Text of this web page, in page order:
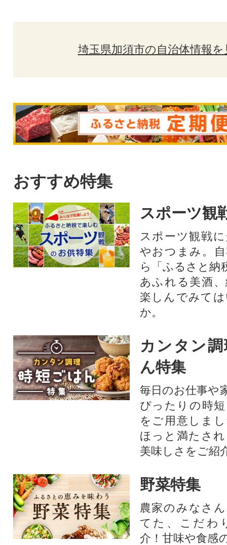
埼玉県加須市の自治体情報を
おすすめ特集
スポーツ観
スポーツ観戦
やおつまみ。
ら「ふるさと納
あふれる美酒
楽しんでみて
か。
カンタン
ん特集
毎日のお仕事や
ぴったりの時
をご用意しま
ほっと満たさ
美味しさをご紹
野菜特集
農家のみなさ
てた、こだわ
介！甘味や食感